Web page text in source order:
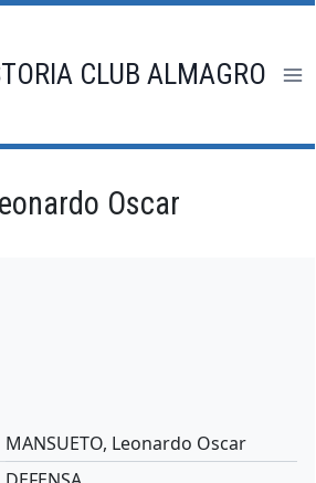
CLUB ALMAGRO
Oscar
MANSUETO, Leonardo Oscar